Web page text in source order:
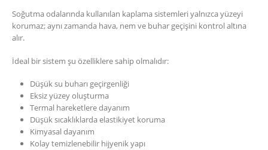
Soğutma odalarında kullanılan kaplama sistemleri yalnızca yüzeyi
korumaz; aynı zamanda hava, nem ve buhar geçişini kontrol altına
alır.
İdeal bir sistem şu özelliklere sahip olmalıdır:
Düşük su buharı geçirgenliği
Eksiz yüzey oluşturma
Termal hareketlere dayanım
Düşük sıcaklıklarda elastikiyet koruma
Kimyasal dayanım
Kolay temizlenebilir hijyenik yapı